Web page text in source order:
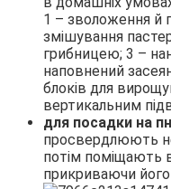
1 – зволоження й
змішування
грибницею; 3 –
наповнений
блоків для
вертикальним
для посадки на
просвердлюють
потім поміщають
прикриваючи